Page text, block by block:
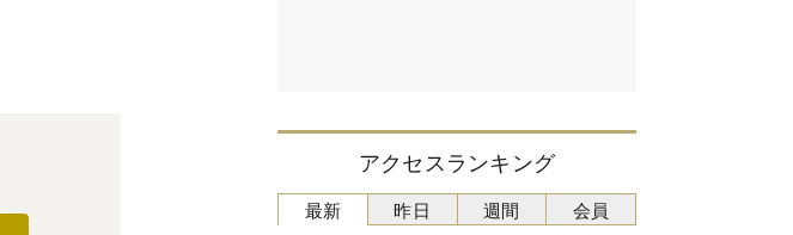
アクセスランキング
最新
昨日 週間 会員